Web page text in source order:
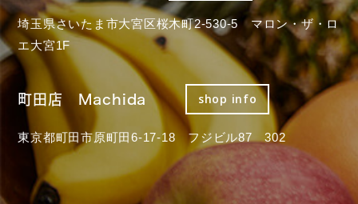
埼玉県さいたま市大宮区桜木町2-530-5 マロン・ザ・ロ
エ大宮1F
町田店 Machida shop info
東京都町田市原町田6-17-18 フジビル87 302